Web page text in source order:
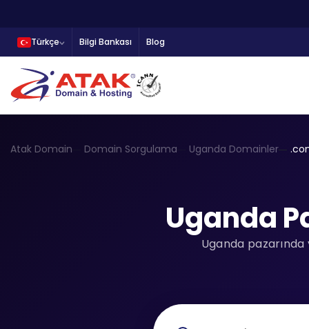
Türkçe Bilgi Bankası Blog
Atak Domain Domain Sorgulama Uganda Domainler
Uganda
Uganda pazarında